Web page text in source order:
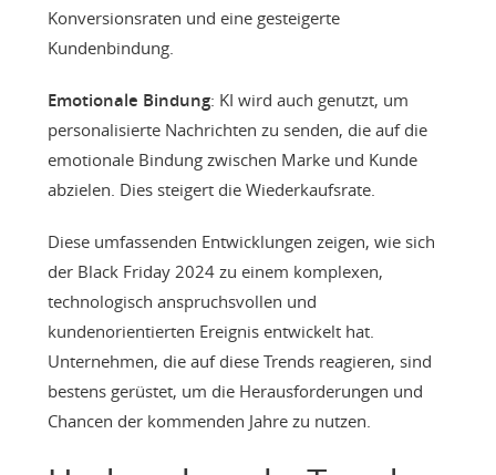
Konversionsraten und eine gesteigerte
Kundenbindung.
Emotionale Bindung: KI wird auch genutzt, um
personalisierte Nachrichten zu senden, die auf die
emotionale Bindung zwischen Marke und Kunde
abzielen. Dies steigert die Wiederkaufsrate.
Diese umfassenden Entwicklungen zeigen, wie sich
der Black Friday 2024 zu einem komplexen,
technologisch anspruchsvollen und
kundenorientierten Ereignis entwickelt hat.
Unternehmen, die auf diese Trends reagieren, sind
bestens gerüstet, um die Herausforderungen und
Chancen der kommenden Jahre zu nutzen.